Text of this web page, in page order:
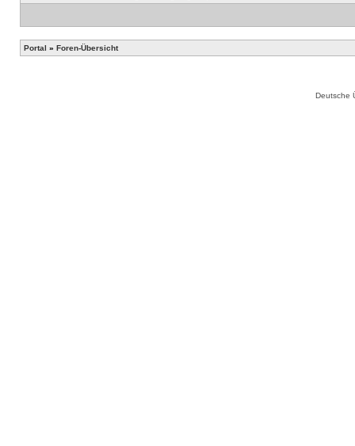
Portal » Foren-Übersicht
Deutsche